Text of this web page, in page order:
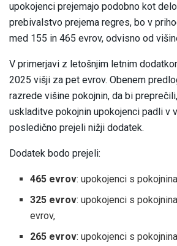
upokojenci prejemajo podobno kot
prebivalstvo prejema regres, bo v
med 155 in 465 evrov, odvisno od
V primerjavi z letošnjim letnim
2025 višji za pet evrov. Obenem
razrede višine pokojnin, da bi
uskladitve pokojnin upokojenci padli v
posledično prejeli nižji dodatek.
Dodatek bodo prejeli:
465 evrov: upokojenci s
325 evrov: upokojenci s
evrov,
265 evrov: upokojenci s